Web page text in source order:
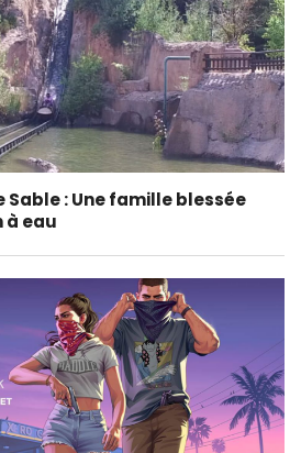
Sable : Une famille blessée
à eau